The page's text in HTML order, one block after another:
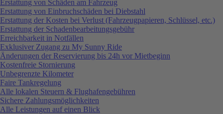
Erstattung von Schäden am Fahrzeug
Erstattung von Einbruchschäden bei Diebstahl
Erstattung der Kosten bei Verlust (Fahrzeugpapieren, Schlüssel, etc.)
Erstattung der Schadenbearbeitungsgebühr
Erreichbarkeit in Notfällen
Exklusiver Zugang zu My Sunny Ride
Änderungen der Reservierung bis 24h vor Mietbeginn
Kostenfreie Stornierung
Unbegrenzte Kilometer
Faire Tankregelung
Alle lokalen Steuern & Flughafengebühren
Sichere Zahlungsmöglichkeiten
Alle Leistungen auf einen Blick